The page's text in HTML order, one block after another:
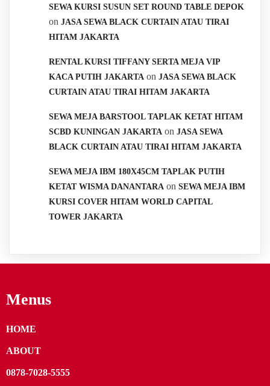
SEWA KURSI SUSUN SET ROUND TABLE DEPOK
on JASA SEWA BLACK CURTAIN ATAU TIRAI
HITAM JAKARTA
RENTAL KURSI TIFFANY SERTA MEJA VIP
KACA PUTIH JAKARTA on JASA SEWA BLACK
CURTAIN ATAU TIRAI HITAM JAKARTA
SEWA MEJA BARSTOOL TAPLAK KETAT HITAM
SCBD KUNINGAN JAKARTA on JASA SEWA
BLACK CURTAIN ATAU TIRAI HITAM JAKARTA
SEWA MEJA IBM 180X45CM TAPLAK PUTIH
KETAT WISMA DANANTARA on SEWA MEJA IBM
KURSI COVER HITAM WORLD CAPITAL
TOWER JAKARTA
Menus
HOME
ABOUT
0878-7028-5555